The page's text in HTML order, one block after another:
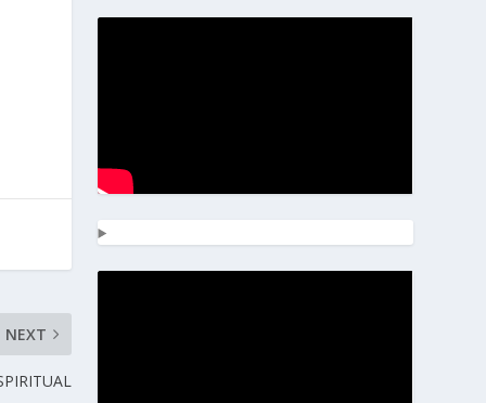
NEXT